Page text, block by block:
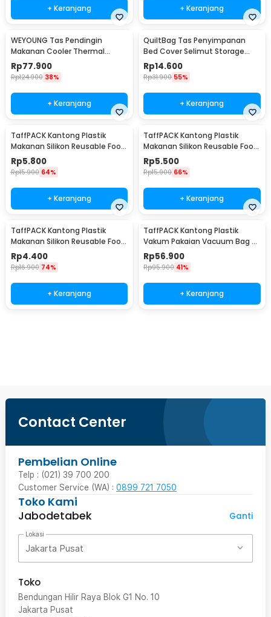
+ Keranjang + Keranjang
WEYOUNG Tas Pendingin
Makanan Cooler Thermal
Insulated Bag 18L - M40
Rp77.900
Rp124.900 38%
+ Keranjang
QuiltBag Tas Penyimpanan
Bed Cover Selimut Storage
Bag Organizer 1 PCS - MT6
Rp14.600
Rp31.900 55%
+ Keranjang
TaffPACK Kantong Plastik
Makanan Silikon Reusable Food
Bag Ziplock Size L - PK-15
Rp5.800
Rp15.900 64%
+ Keranjang
TaffPACK Kantong Plastik
Makanan Silikon Reusable Food
Bag Ziplock Size M - PK-15
Rp5.500
Rp15.900 66%
+ Keranjang
TaffPACK Kantong Plastik
Makanan Silikon Reusable Food
Bag Ziplock Size S - PK-15
Rp4.400
Rp16.900 74%
+ Keranjang
TaffPACK Kantong Plastik
Vakum Pakaian Vacuum Bag 8
PCS with Hand Pump - SN1000
Rp56.900
Rp95.900 41%
+ Keranjang
Contact Center
Pembelian Online
Telp : (021) 39 700 200
Customer Service (WA) : 0899 721 7050
Toko Kami
Jabodetabek
Ganti
Lokasi
Jakarta Pusat
Toko
Bendungan Hilir Raya Blok G1 No. 10
Jakarta Pusat